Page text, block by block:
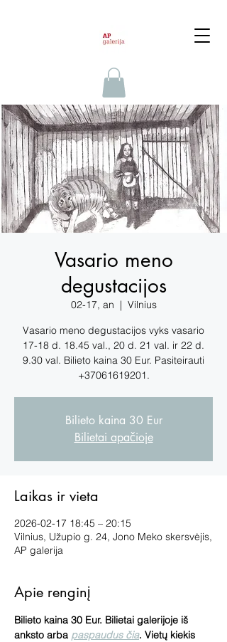
Vasario meno
degustacijos
02-17, an
  |
Vilnius
Vasario meno degustacijos vyks vasario
17-18 d. 18.45 val., 20 d. 21 val. ir 22 d.
9.30 val. Bilieto kaina 30 Eur. Pasiteirauti
+37061619201.
Bilieto kaina 30 Eur
Bilietai apačioje
Laikas ir vieta
2026-02-17 18:45 – 20:15
Vilnius, Užupio g. 24, Jono Meko skersvėjis,
AP galerija
Apie renginį
Bilieto kaina 30 Eur. Bilietai galerijoje iš
anksto arba paspaudus čia. Vietų kiekis